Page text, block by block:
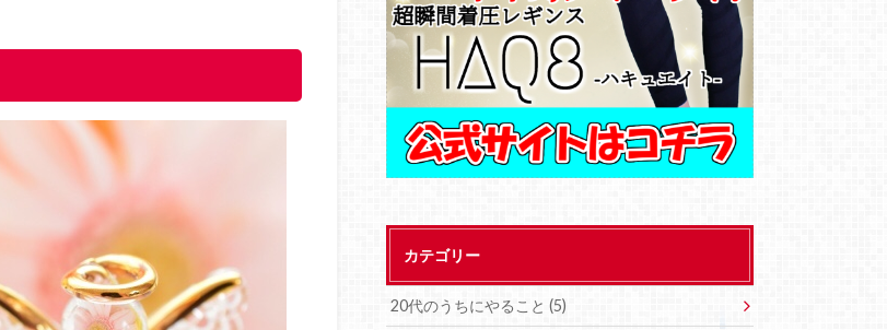
カテゴリー
20代のうちにやること (5)